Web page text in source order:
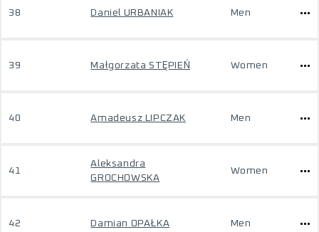
38 Daniel URBANIAK Men
39 Małgorzata STĘPIEŃ Women
40 Amadeusz LIPCZAK Men
41
Aleksandra
GROCHOWSKA
Women
42 Damian OPAŁKA Men